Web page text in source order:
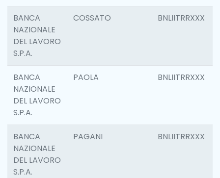
BANCA
NAZIONALE
DEL LAVORO
S.P.A.
COSSATO BNLIITRRXXX
BANCA
NAZIONALE
DEL LAVORO
S.P.A.
PAOLA BNLIITRRXXX
BANCA
NAZIONALE
DEL LAVORO
S.P.A.
PAGANI BNLIITRRXXX